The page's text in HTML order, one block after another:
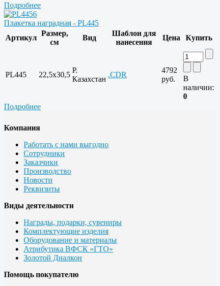
Подробнее
Плакетка наградная - PL445
Артикул
Размер,
см
Вид
Шаблон для
нанесения
Цена Купить
PL445 22,5x30,5
Р.
Казахстан
.CDR
4792
руб.
В
наличии:
0
Подробнее
Компания
Работать с нами выгодно
Сотрудники
Заказчики
Производство
Новости
Реквизиты
Виды деятельности
Награды, подарки, сувениры
Комплектующие изделия
Оборудование и материалы
Атрибутика ВФСК «ГТО»
Золотой Диалкон
Помощь покупателю